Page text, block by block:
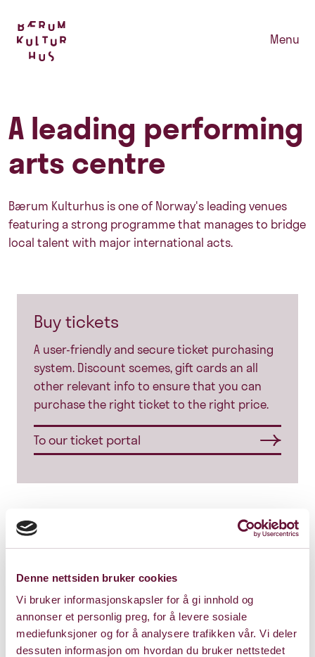
Denne nettsiden bruker cookies
Vi bruker informasjonskapsler for å gi innhold og
annonser et personlig preg, for å levere sosiale
mediefunksjoner og for å analysere trafikken vår. Vi deler
dessuten informasjon om hvordan du bruker nettstedet
Menu
A leading performing
arts centre
Bærum Kulturhus is one of Norway's leading venues
featuring a strong programme that manages to bridge
local talent with major international acts.
Buy tickets
A user-friendly and secure ticket purchasing
system. Discount scemes, gift cards an all
other relevant info to ensure that you can
purchase the right ticket to the right price.
To our ticket portal
News
All news
Archive